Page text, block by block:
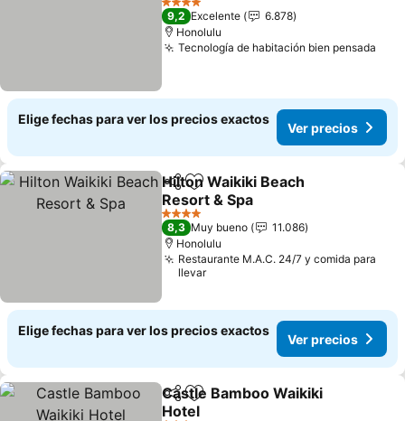
4 Estrellas
9,2 Excelente
6.878
Honolulu
Tecnología de habitación bien pensada
Elige fechas para ver los precios exactos
Ver precios
CompartirAgregar a favoritos
Hilton Waikiki Beach
Resort & Spa
4 Estrellas
8,3 Muy bueno
11.086
Honolulu
Restaurante M.A.C. 24/7 y comida para
llevar
Elige fechas para ver los precios exactos
Ver precios
CompartirAgregar a favoritos
Castle Bamboo Waikiki
Hotel